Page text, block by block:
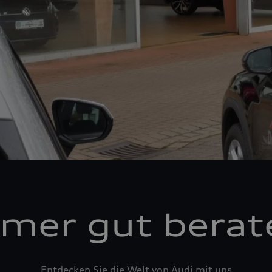
gut
Entdecken Sie die Welt von Audi mit uns